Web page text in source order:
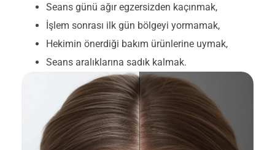
Seans günü ağır egzersizden kaçınmak,
İşlem sonrası ilk gün bölgeyi yormamak,
Hekimin önerdiği bakım ürünlerine uymak,
Seans aralıklarına sadık kalmak.